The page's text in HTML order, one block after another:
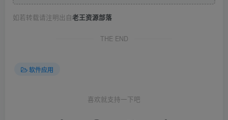
如若转载请注明出自老王资源部落
THE END
软件应用
喜欢就支持一下吧